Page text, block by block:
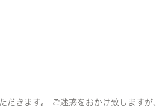
きます。 ご迷惑をおかけ致しますが、